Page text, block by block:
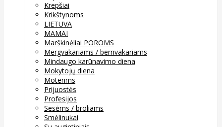
Krepšiai
Krikštynoms
LIETUVA
MAMAI
Marškinėliai POROMS
Mergvakariams / bernvakariams
Mindaugo karūnavimo diena
Mokytojų diena
Moterims
Prijuostės
Profesijos
Sesėms / broliams
Smėlinukai